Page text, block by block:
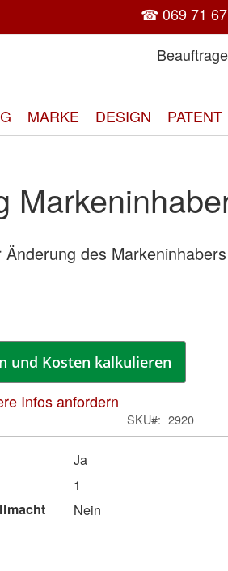
☎ 069 71
MARKE DESIGN PATENT
des
und Kosten kalkulieren
Infos anfordern
SKU 2920
Ja
1
Nein